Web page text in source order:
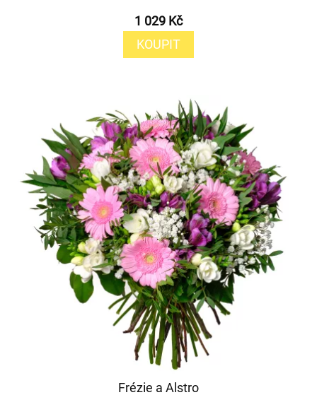
1 029 Kč
KOUPIT
Frézie a Alstro